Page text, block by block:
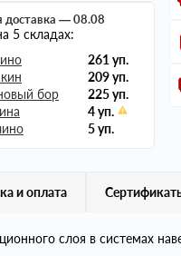
— 08.08
5 складах:
261 уп.
209 уп.
бор
225 уп.
4 уп.
5 уп.
и оплата
слоя в системах